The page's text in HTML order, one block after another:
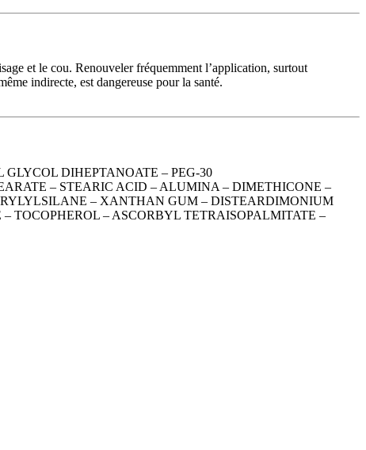
et le cou. Renouveler fréquemment l’application, surtout
indirecte, est dangereuse pour la santé.
DIHEPTANOATE – PEG-30
– STEARIC ACID – ALUMINA – DIMETHICONE –
– XANTHAN GUM – DISTEARDIMONIUM
TOCOPHEROL – ASCORBYL TETRAISOPALMITATE –